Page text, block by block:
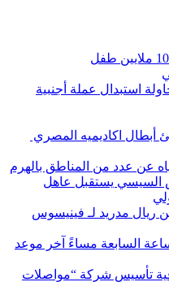
استبدال عملة أجنبية
أبطال اكاديميه المصري
عن عدد من المناطق بالهرم
السيسي يستقبل عاهل
ريال مدريد لـ فينيسوس
السابعة مساءً آخر موعد
تأسيس شركة “مواصلات